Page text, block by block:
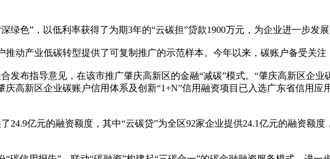
色”，以低利率获得了为期3年的“云碳担”贷款1900万元，为企业进一步发展
动产业低碳转型提供了可复制推广的示范样本。今年以来，碳账户备受关注
布指导意见，在该市推广肇庆高新区的金融“减碳”模式。“肇庆高新区企业
高新区企业碳账户信用体系及创新“1+N”信用融资项目已入选广东省信用应
亿元的融资额度，其中“云碳贷”为全区92家企业提供24.1亿元的融资额度